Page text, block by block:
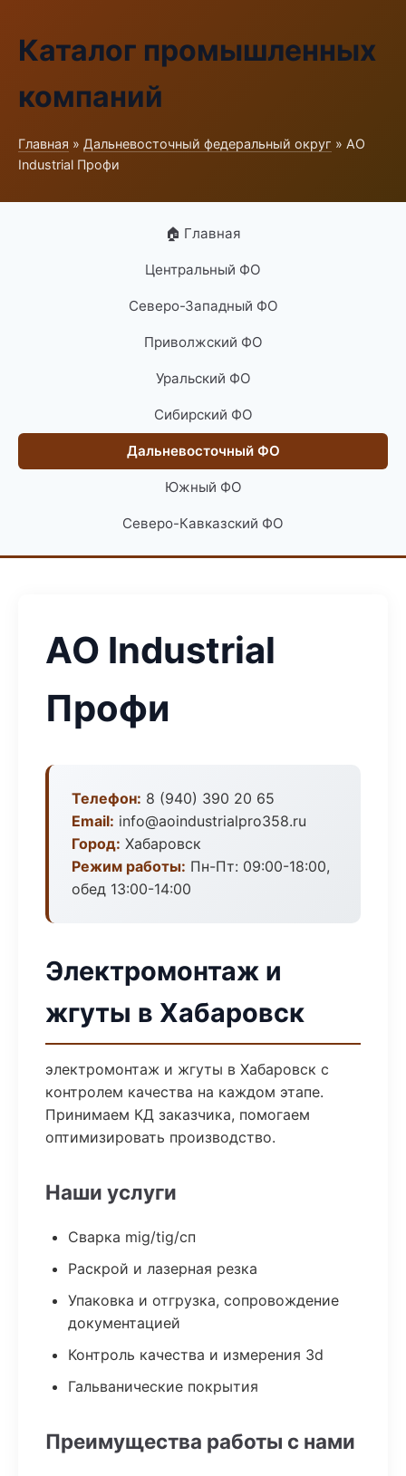
Каталог промышленных
компаний
Главная » Дальневосточный федеральный округ » АО
Industrial Профи
🏠 Главная
Центральный ФО
Северо-Западный ФО
Приволжский ФО
Уральский ФО
Сибирский ФО
Дальневосточный ФО
Южный ФО
Северо-Кавказский ФО
АО Industrial
Профи
Телефон: 8 (940) 390 20 65
Email: info@aoindustrialpro358.ru
Город: Хабаровск
Режим работы: Пн-Пт: 09:00-18:00,
обед 13:00-14:00
Электромонтаж и
жгуты в Хабаровск
электромонтаж и жгуты в Хабаровск с
контролем качества на каждом этапе.
Принимаем КД заказчика, помогаем
оптимизировать производство.
Наши услуги
Сварка mig/tig/сп
Раскрой и лазерная резка
Упаковка и отгрузка, сопровождение
документацией
Контроль качества и измерения 3d
Гальванические покрытия
Преимущества работы с нами